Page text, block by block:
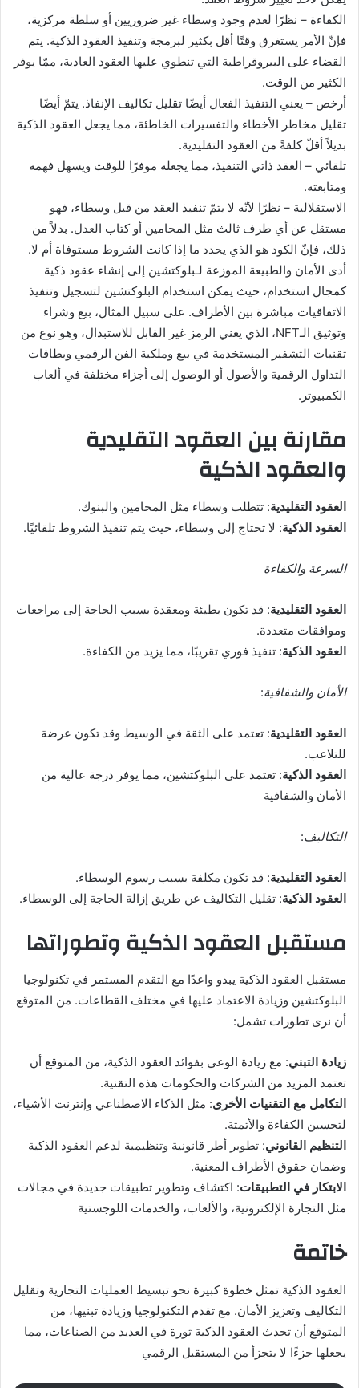
الكفاءة – نظرًا لعدم وجود وسطاء غير ضروريين أو سلطة مركزية،
فإنّ الأمر يستغرق وقتًا أقل بكثير لبرمجة وتنفيذ العقود الذكية. يتم
القضاء على البيروقراطية التي تنطوي عليها العقود العادية، ممّا يوفر
الكثير من الوقت.
أرخص – يعني التنفيذ الفعال أيضًا تقليل تكاليف الإنفاذ. يتمّ أيضًا
تقليل مخاطر الأخطاء والتفسيرات الخاطئة، مما يجعل العقود الذكية
بديلاً أقلّ كلفةً من العقود التقليدية.
تلقائي – العقد ذاتي التنفيذ، مما يجعله موفرًا للوقت ويسهل فهمه
ومتابعته.
الاستقلالية – نظرًا لأنّه لا يتمّ تنفيذ العقد من قبل وسطاء، فهو
مستقل عن أي طرف ثالث مثل المحامين أو كتاب العدل. بدلاً من
ذلك، فإنّ الكود هو الذي يحدد ما إذا كانت الشروط مستوفاة أم لا.
أدى الأمان والطبيعة الموزعة لـبلوكتشين إلى إنشاء عقود ذكية
كمجال استخدام، حيث يمكن استخدام البلوكتشين لتسجيل وتنفيذ
الاتفاقيات مباشرة بين الأطراف. على سبيل المثال، بيع وشراء
وتوثيق الـNFT، الذي يعني الرمز غير القابل للاستبدال، وهو نوع من
تقنيات التشفير المستخدمة في بيع وملكية الفن الرقمي وبطاقات
التداول الرقمية والأصول أو الوصول إلى أجزاء مختلفة في ألعاب
الكمبيوتر.
مقارنة بين العقود التقليدية
والعقود الذكية
العقود التقليدية: تتطلب وسطاء مثل المحامين والبنوك.
العقود الذكية: لا تحتاج إلى وسطاء، حيث يتم تنفيذ الشروط تلقائيًا.
السرعة والكفاءة
العقود التقليدية: قد تكون بطيئة ومعقدة بسبب الحاجة إلى مراجعات
وموافقات متعددة.
العقود الذكية: تنفيذ فوري تقريبًا، مما يزيد من الكفاءة.
الأمان والشفافية:
العقود التقليدية: تعتمد على الثقة في الوسيط وقد تكون عرضة
للتلاعب.
العقود الذكية: تعتمد على البلوكتشين، مما يوفر درجة عالية من
الأمان والشفافية
التكاليف:
العقود التقليدية: قد تكون مكلفة بسبب رسوم الوسطاء.
العقود الذكية: تقليل التكاليف عن طريق إزالة الحاجة إلى الوسطاء.
مستقبل العقود الذكية وتطوراتها
مستقبل العقود الذكية يبدو واعدًا مع التقدم المستمر في تكنولوجيا
البلوكتشين وزيادة الاعتماد عليها في مختلف القطاعات. من المتوقع
أن نرى تطورات تشمل:
زيادة التبني: مع زيادة الوعي بفوائد العقود الذكية، من المتوقع أن
تعتمد المزيد من الشركات والحكومات هذه التقنية.
التكامل مع التقنيات الأخرى: مثل الذكاء الاصطناعي وإنترنت الأشياء،
لتحسين الكفاءة والأتمتة.
التنظيم القانوني: تطوير أطر قانونية وتنظيمية لدعم العقود الذكية
وضمان حقوق الأطراف المعنية.
الابتكار في التطبيقات: اكتشاف وتطوير تطبيقات جديدة في مجالات
مثل التجارة الإلكترونية، والألعاب، والخدمات اللوجستية
خاتمة
العقود الذكية تمثل خطوة كبيرة نحو تبسيط العمليات التجارية وتقليل
التكاليف وتعزيز الأمان. مع تقدم التكنولوجيا وزيادة تبنيها، من
المتوقع أن تحدث العقود الذكية ثورة في العديد من الصناعات، مما
يجعلها جزءًا لا يتجزأ من المستقبل الرقمي